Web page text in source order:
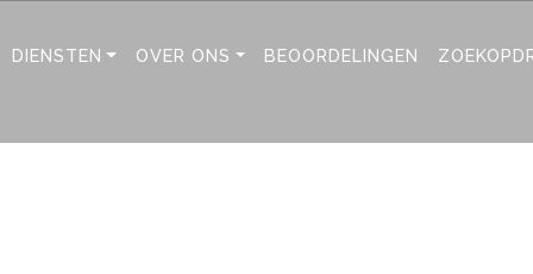
DIENSTEN OVER ONS BEOORDELINGEN